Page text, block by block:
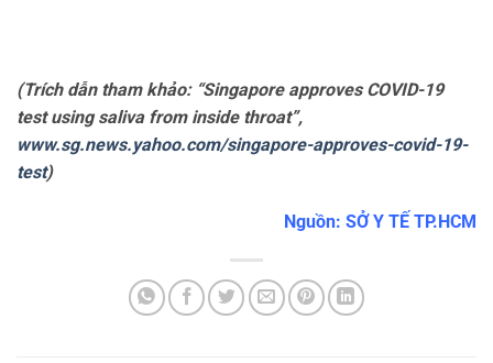
(Trích dẫn tham khảo: “Singapore approves COVID-19
test using saliva from inside throat”,
www.sg.news.yahoo.com/singapore-approves-covid-19-
test)
Nguồn: SỞ Y TẾ TP.HCM